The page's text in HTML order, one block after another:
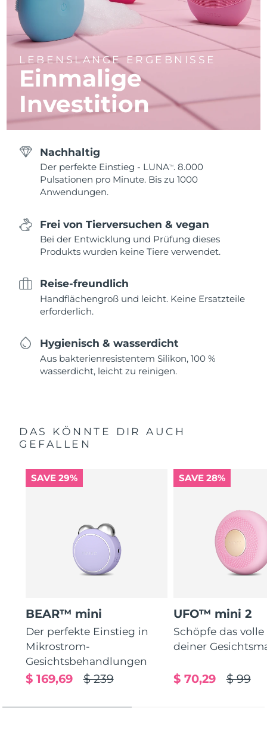
LEBENSLANGE ERGEBNISSE
Einmalige
Investition
Nachhaltig
Der perfekte Einstieg - LUNATM . 8.000
Pulsationen pro Minute. Bis zu 1000
Anwendungen.
Frei von Tierversuchen & vegan
Bei der Entwicklung und Prüfung dieses
Produkts wurden keine Tiere verwendet.
Reise-freundlich
Handflächengroß und leicht. Keine Ersatzteile
erforderlich.
Hygienisch & wasserdicht
Aus bakterienresistentem Silikon, 100 %
wasserdicht, leicht zu reinigen.
DAS KÖNNTE DIR AUCH
GEFALLEN
SAVE 29%
BEAR™ mini
Der perfekte Einstieg in
Mikrostrom-
Gesichtsbehandlungen
$ 239
$ 169,69
SAVE 28%
UFO™ mini 2
Schöpfe das
deiner
$ 99
$ 70,29